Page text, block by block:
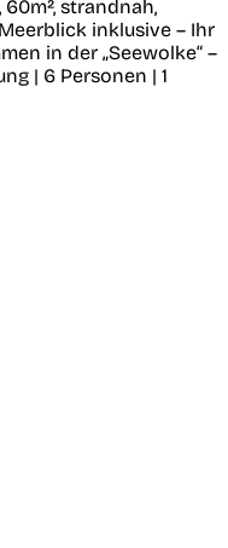
strandnah,
Meerblick inklusive – Ihr
in der „Seewolke“ –
| 6 Personen | 1